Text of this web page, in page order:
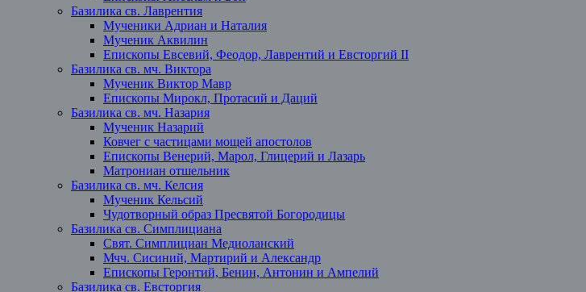
Базилика св. Лаврентия
Мученики Адриан и Наталия
Мученик Аквилин
Епископы Евсевий, Феодор, Лаврентий и Евсторгий II
Базилика св. мч. Виктора
Мученик Виктор Мавр
Епископы Мирокл, Протасий и Даций
Базилика св. мч. Назария
Мученик Назарий
Ковчег с частицами мощей апостолов
Епископы Венерий, Марол, Глицерий и Лазарь
Матрониан отшельник
Базилика св. мч. Келсия
Мученик Кельсий
Чудотворный образ Пресвятой Богородицы
Базилика св. Симплициана
Свят. Симплициан Медиоланский
Мчч. Сисиний, Мартирий и Александр
Епископы Геронтий, Бенин, Антонин и Ампелий
Базилика св. Евсторгия